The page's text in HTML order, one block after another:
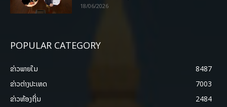
18/06/2026
POPULAR CATEGORY
ຂ່າວພາຍ​ໃນ
8487
ຂ່າວຕ່າງປະເທດ
7003
ຂ່າວທ້ອງຖິ່ນ
2484